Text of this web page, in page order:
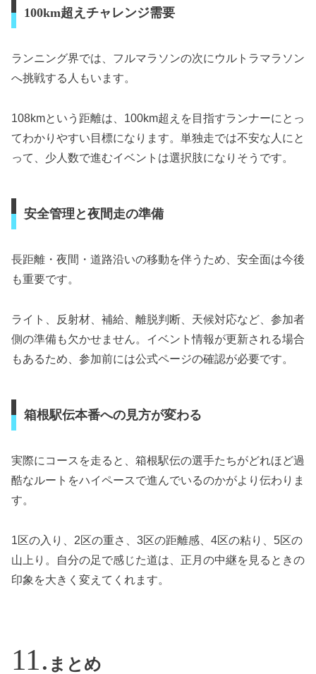
100km超えチャレンジ需要
ランニング界では、フルマラソンの次にウルトラマラソン
へ挑戦する人もいます。
108kmという距離は、100km超えを目指すランナーにとっ
てわかりやすい目標になります。単独走では不安な人にと
って、少人数で進むイベントは選択肢になりそうです。
安全管理と夜間走の準備
長距離・夜間・道路沿いの移動を伴うため、安全面は今後
も重要です。
ライト、反射材、補給、離脱判断、天候対応など、参加者
側の準備も欠かせません。イベント情報が更新される場合
もあるため、参加前には公式ページの確認が必要です。
箱根駅伝本番への見方が変わる
実際にコースを走ると、箱根駅伝の選手たちがどれほど過
酷なルートをハイペースで進んでいるのかがより伝わりま
す。
1区の入り、2区の重さ、3区の距離感、4区の粘り、5区の
山上り。自分の足で感じた道は、正月の中継を見るときの
印象を大きく変えてくれます。
まとめ